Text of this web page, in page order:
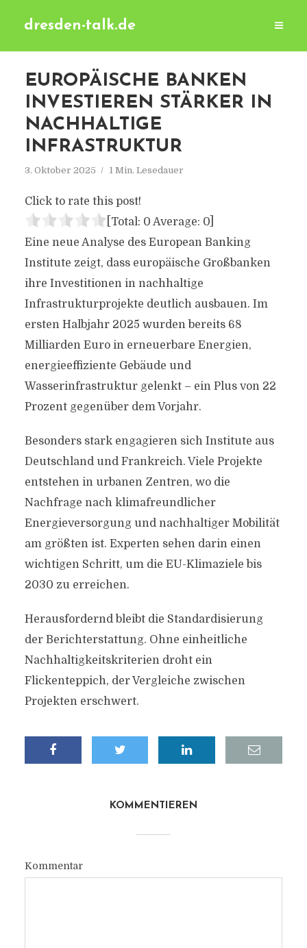
dresden-talk.de
EUROPÄISCHE BANKEN
INVESTIEREN STÄRKER IN
NACHHALTIGE
INFRASTRUKTUR
3. Oktober 2025 1 Min. Lesedauer
Click to rate this post!
[Total: 0 Average: 0]
Eine neue Analyse des European Banking
Institute zeigt, dass europäische Großbanken
ihre Investitionen in nachhaltige
Infrastrukturprojekte deutlich ausbauen. Im
ersten Halbjahr 2025 wurden bereits 68
Milliarden Euro in erneuerbare Energien,
energieeffiziente Gebäude und
Wasserinfrastruktur gelenkt – ein Plus von 22
Prozent gegenüber dem Vorjahr.
Besonders stark engagieren sich Institute aus
Deutschland und Frankreich. Viele Projekte
entstehen in urbanen Zentren, wo die
Nachfrage nach klimafreundlicher
Energieversorgung und nachhaltiger Mobilität
am größten ist. Experten sehen darin einen
wichtigen Schritt, um die EU-Klimaziele bis
2030 zu erreichen.
Herausfordernd bleibt die Standardisierung
der Berichterstattung. Ohne einheitliche
Nachhaltigkeitskriterien droht ein
Flickenteppich, der Vergleiche zwischen
Projekten erschwert.
KOMMENTIEREN
Kommentar